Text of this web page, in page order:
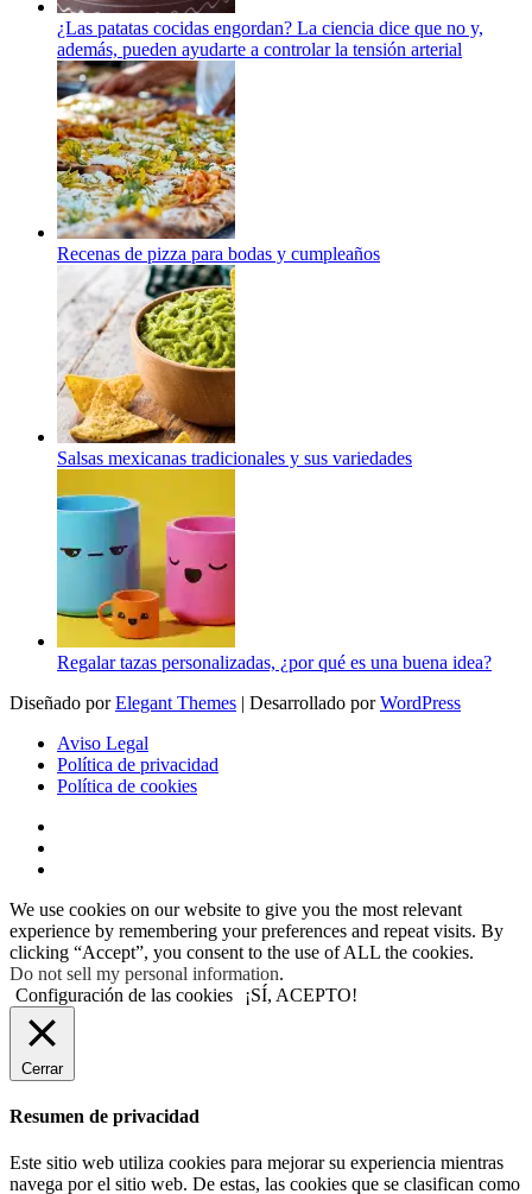
¿Las patatas cocidas engordan? La ciencia dice que no y,
además, pueden ayudarte a controlar la tensión arterial
Recenas de pizza para bodas y cumpleaños
Salsas mexicanas tradicionales y sus variedades
Regalar tazas personalizadas, ¿por qué es una buena idea?
Diseñado porElegant Themes | Desarrollado porWordPress
Aviso Legal
Política de privacidad
Política de cookies
We use cookies on our website to give you the most relevant
experience by remembering your preferences and repeat visits. By
clicking “Accept”, you consent to the use of ALL the cookies.
Do not sell my personal information.
Configuración de las cookies
¡SÍ, ACEPTO!
Cerrar
Resumen de privacidad
Este sitio web utiliza cookies para mejorar su experiencia mientras
navega por el sitio web. De estas, las cookies que se clasifican como